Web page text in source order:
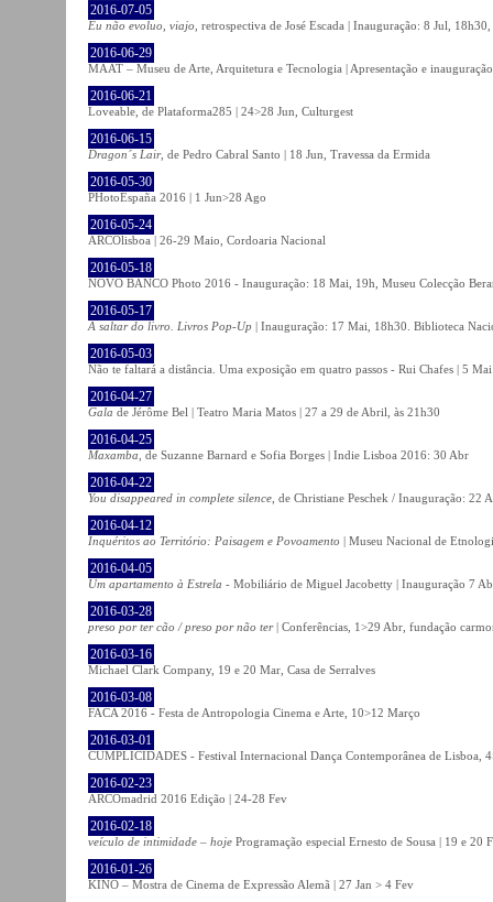
2016-07-05
Eu não evoluo, viajo , retrospectiva de José Escada | Inauguração: 8 Jul,
2016-06-29
MAAT – Museu de Arte, Arquitetura e Tecnologia | Apresentação e
2016-06-21
Loveable, de Plataforma285 | 24>28 Jun, Culturgest
2016-06-15
Dragon´s Lair, de Pedro Cabral Santo | 18 Jun, Travessa da Ermida
2016-05-30
PHotoEspaña 2016 | 1 Jun>28 Ago
2016-05-24
ARCOlisboa | 26-29 Maio, Cordoaria Nacional
2016-05-18
NOVO BANCO Photo 2016 - Inauguração: 18 Mai, 19h, Museu Colecção
2016-05-17
A saltar do livro. Livros Pop-Up | Inauguração: 17 Mai, 18h30. Biblioteca
2016-05-03
Não te faltará a distância. Uma exposição em quatro passos - Rui Chafes | 5
2016-04-27
Gala de Jérôme Bel | Teatro Maria Matos | 27 a 29 de Abril, às 21h30
2016-04-25
Maxamba , de Suzanne Barnard e Sofia Borges | Indie Lisboa 2016: 30 Abr
2016-04-22
You disappeared in complete silence , de Christiane Peschek / Inauguração: 22
2016-04-12
Inquéritos ao Território: Paisagem e Povoamento | Museu Nacional de
2016-04-05
Um apartamento à Estrela - Mobiliário de Miguel Jacobetty | Inauguração 7
2016-03-28
preso por ter cão / preso por não ter| Conferências, 1>29 Abr, fundação
2016-03-16
Michael Clark Company, 19 e 20 Mar, Casa de Serralves
2016-03-08
FACA 2016 - Festa de Antropologia Cinema e Arte, 10>12 Março
2016-03-01
CUMPLICIDADES - Festival Internacional Dança Contemporânea de Lisboa,
2016-02-23
ARCOmadrid 2016 Edição | 24-28 Fev
2016-02-18
veículo de intimidade – hoje Programação especial Ernesto de Sousa | 19 e 20
2016-01-26
KINO – Mostra de Cinema de Expressão Alemã | 27 Jan > 4 Fev